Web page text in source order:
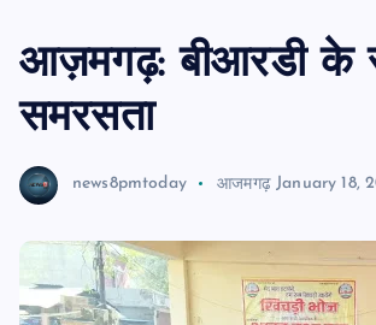
आज़मगढ़: बीआरडी के
समरसता
news8pmtoday आजमगढ़ January 18,